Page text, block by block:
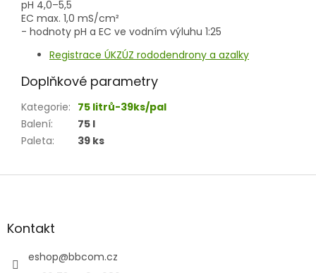
pH 4,0–5,5
EC max. 1,0 mS/cm²
- hodnoty pH a EC ve vodním výluhu 1:25
Registrace ÚKZÚZ rododendrony a azalky
Doplňkové parametry
Kategorie: 75 litrů-39ks/pal
Balení:
75 l
Paleta: 39 ks
Z
aKontakt
eshop@bbcom.cz